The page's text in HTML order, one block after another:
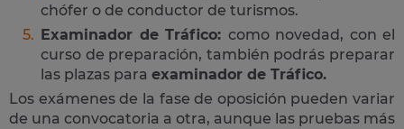
chófer o de conductor de turismos.
Examinador de Tráfico: como novedad, con el
curso de preparación, también podrás preparar
las plazas para examinador de Tráfico.
Los exámenes de la fase de oposición pueden variar
de una convocatoria a otra, aunque las pruebas más